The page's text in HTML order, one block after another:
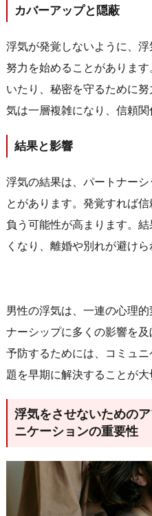
カバーアップと隠蔽
浮気が発覚しないように、
努力を始めることがありま
いたり、秘密を守るために
気は一層複雑になり、信頼関
結果と影響
浮気の結果は、パートナー
とがあります。発覚すれば
負う可能性が高まります。
くなり、離婚や別れが避けら
男性の浮気は、一連の心理
ナーシップに多くの影響を
予防するためには、コミュ
題を早期に解決することが大
浮気をさせないための
ニケーションの重要性